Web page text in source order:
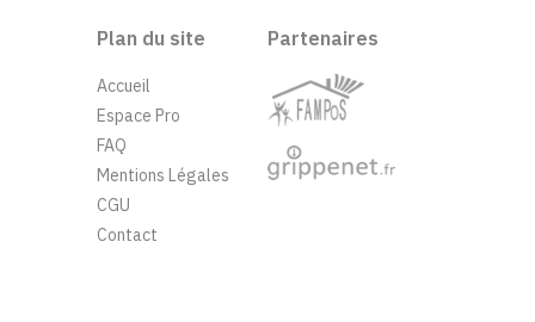
Plan du site
Accueil
Espace Pro
FAQ
Mentions Légales
CGU
Contact
Partenaires